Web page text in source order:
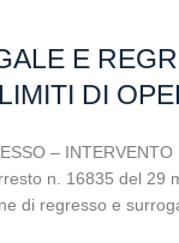
E
DI
–
n. 16835 del 29
di regresso e